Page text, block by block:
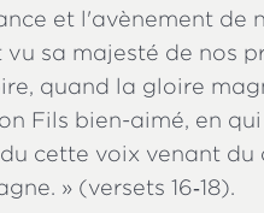
et l'avènement de
sa majesté de nos
quand la gloire
Fils bien-aimé, en
cette voix venant du
» (versets 16‑18).